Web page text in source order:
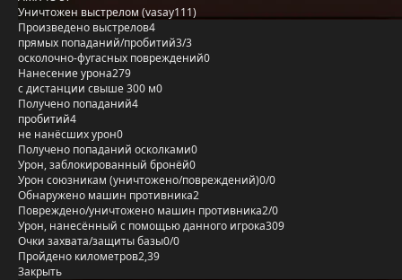
Уничтожен выстрелом (vasay111)
Произведено выстрелов4
прямых попаданий/пробитий3/3
осколочно-фугасных повреждений0
Нанесение урона279
с дистанции свыше 300 м0
Получено попаданий4
пробитий4
не нанёсших урон0
Получено попаданий осколками0
Урон, заблокированный бронёй0
Урон союзникам (уничтожено/повреждений)0/0
Обнаружено машин противника2
Повреждено/уничтожено машин противника2/0
Урон, нанесённый с помощью данного игрока309
Очки захвата/защиты базы0/0
Пройдено километров2,39
Закрыть